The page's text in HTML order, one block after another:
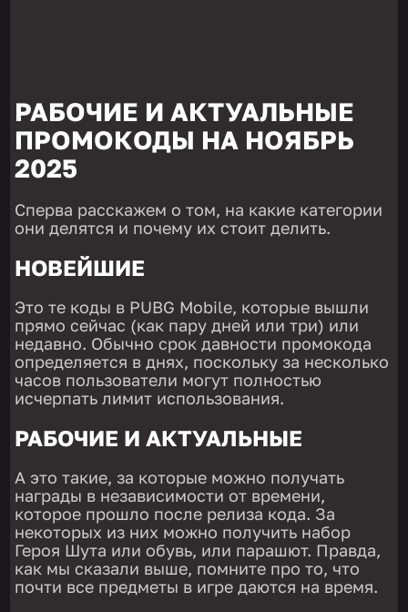
РАБОЧИЕ И АКТУАЛЬНЫЕ
ПРОМОКОДЫ НА НОЯБРЬ
2025
Сперва расскажем о том, на какие категории
они делятся и почему их стоит делить.
НОВЕЙШИЕ
Это те коды в PUBG Mobile, которые вышли
прямо сейчас (как пару дней или три) или
недавно. Обычно срок давности промокода
определяется в днях, поскольку за несколько
часов пользователи могут полностью
исчерпать лимит использования.
РАБОЧИЕ И АКТУАЛЬНЫЕ
А это такие, за которые можно получать
награды в независимости от времени,
которое прошло после релиза кода. За
некоторых из них можно получить набор
Героя Шута или обувь, или парашют. Правда,
как мы сказали выше, помните про то, что
почти все предметы в игре даются на время.